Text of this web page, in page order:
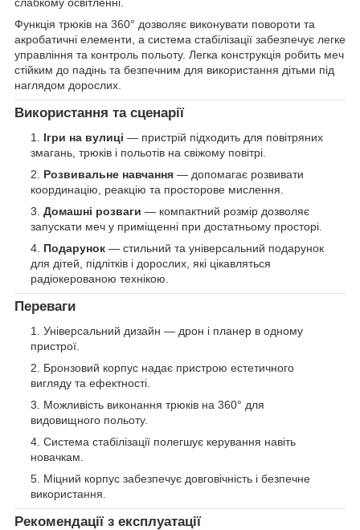
слабкому освітленні.
Функція трюків на 360° дозволяє виконувати повороти та
акробатичні елементи, а система стабілізації забезпечує легке
управління та контроль польоту. Легка конструкція робить меч
стійким до падінь та безпечним для використання дітьми під
наглядом дорослих.
Використання та сценарії
Ігри на вулиці — пристрій підходить для повітряних
змагань, трюків і польотів на свіжому повітрі.
Розвивальне навчання — допомагає розвивати
координацію, реакцію та просторове мислення.
Домашні розваги — компактний розмір дозволяє
запускати меч у приміщенні при достатньому просторі.
Подарунок — стильний та універсальний подарунок
для дітей, підлітків і дорослих, які цікавляться
радіокерованою технікою.
Переваги
Універсальний дизайн — дрон і планер в одному
пристрої.
Бронзовий корпус надає пристрою естетичного
вигляду та ефектності.
Можливість виконання трюків на 360° для
видовищного польоту.
Система стабілізації полегшує керування навіть
новачкам.
Міцний корпус забезпечує довговічність і безпечне
використання.
Рекомендації з експлуатації